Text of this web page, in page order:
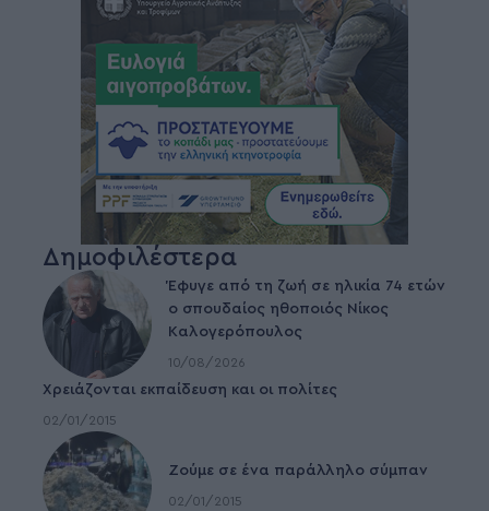
Δημοφιλέστερα
Έφυγε από τη ζωή σε ηλικία 74 ετών
ο σπουδαίος ηθοποιός Νίκος
Καλογερόπουλος
10/08/2026
Χρειάζονται εκπαίδευση και οι πολίτες
02/01/2015
Ζούμε σε ένα παράλληλο σύμπαν
02/01/2015